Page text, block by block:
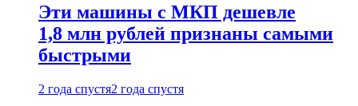
Эти машины с МКП дешевле
1,8 млн рублей признаны самыми
быстрыми
2 года спустя2 года спустя